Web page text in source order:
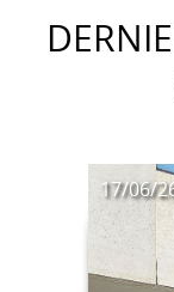
17/06/